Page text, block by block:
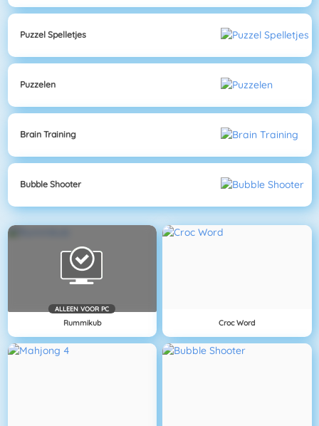
Puzzel Spelletjes
Puzzelen
Brain Training
Bubble Shooter
ALLEEN VOOR PC
Rummikub Croc Word